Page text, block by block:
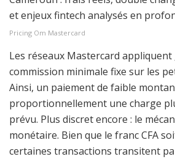
Pricing Om Mastercard
Les réseaux Mastercard
commission minimale fixe sur les
Ainsi, un paiement de faible
proportionnellement une charge
prévu. Plus discret encore : le
monétaire. Bien que le franc CFA
certaines transactions transitent